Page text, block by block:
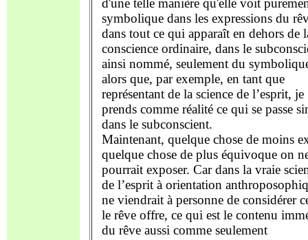
d'une telle manière qu'elle voit
symbolique dans les expressions du
dans tout ce qui apparaît en dehors de
conscience ordinaire, dans le
ainsi nommé, seulement du
alors que, par exemple, en tant que
représentant de la science de l’esprit, je
prends comme réalité ce qui se passe
dans le subconscient.
Maintenant, quelque chose de moins
quelque chose de plus équivoque on
pourrait exposer. Car dans la vraie
de l’esprit à orientation
ne viendrait à personne de considérer
le rêve offre, ce qui est le contenu
du rêve aussi comme seulement